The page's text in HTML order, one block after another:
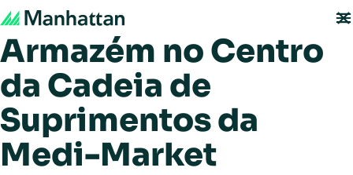
Sistema de Gestão de
Armazém no Centro
da Cadeia de
Suprimentos da
Medi-Market